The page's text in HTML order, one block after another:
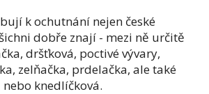
k ochutnání nejen české
dobře znají - mezi ně určitě
dršťková, poctivé vývary,
zelňačka, prdelačka, ale také
knedlíčková.